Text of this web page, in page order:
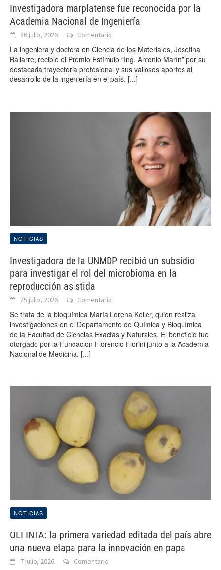
Investigadora marplatense fue reconocida por la
Academia Nacional de Ingeniería
26 julio, 2026 Comentario
La ingeniera y doctora en Ciencia de los Materiales, Josefina
Ballarre, recibió el Premio Estímulo “Ing. Antonio Marín” por su
destacada trayectoria profesional y sus valiosos aportes al
desarrollo de la ingeniería en el país. [...]
NOTICIAS
Investigadora de la UNMDP recibió un subsidio
para investigar el rol del microbioma en la
reproducción asistida
25 julio, 2026 Comentario
Se trata de la bioquímica María Lorena Keller, quien realiza
investigaciones en el Departamento de Química y Bioquímica
de la Facultad de Ciencias Exactas y Naturales. El beneficio fue
otorgado por la Fundación Florencio Fiorini junto a la Academia
Nacional de Medicina. [...]
NOTICIAS
OLI INTA: la primera variedad editada del país abre
una nueva etapa para la innovación en papa
7 julio, 2026 Comentario